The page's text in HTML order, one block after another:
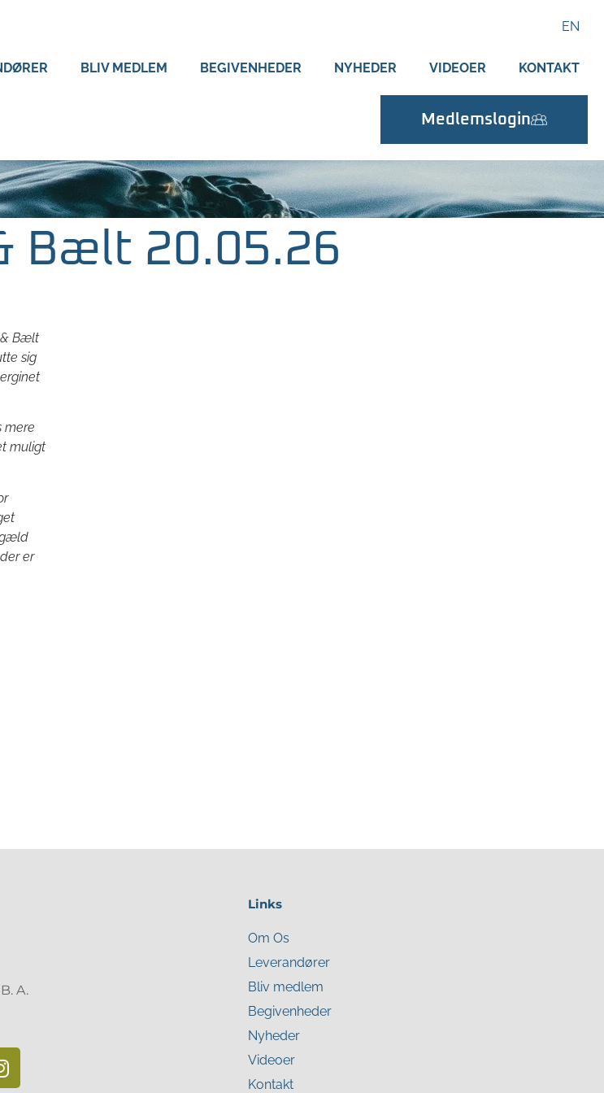
EN
BLIV MEDLEM BEGIVENHEDER NYHEDER VIDEOER KONTAKT
Medlemslogin
Bælt 20.05.26
Bælt
sig
mere
muligt
er
A.
Links
Om Os
Leverandører
Bliv medlem
Begivenheder
Nyheder
Videoer
Kontakt